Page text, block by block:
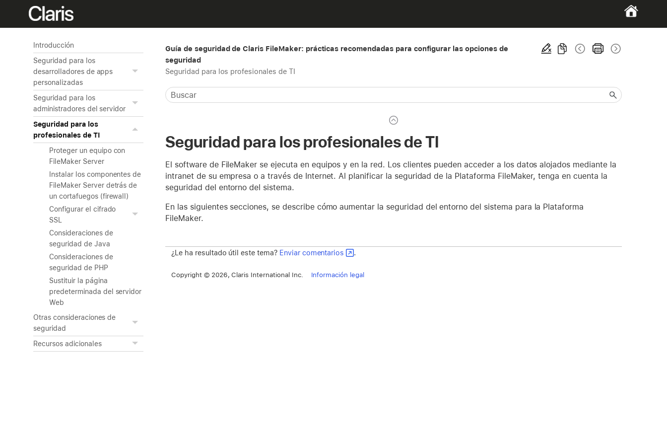
Introducción
Seguridad para los
desarrolladores de apps
personalizadas
Seguridad para los
administradores del servidor
Seguridad para los
profesionales de TI
Proteger un equipo con
FileMaker Server
Instalar los componentes de
FileMaker Server detrás de
un cortafuegos (firewall)
Configurar el cifrado
SSL
Consideraciones de
seguridad de Java
Consideraciones de
seguridad de PHP
Sustituir la página
predeterminada del servidor
Web
Otras consideraciones de
seguridad
Recursos adicionales
Guía de seguridad de Claris FileMaker: prácticas recomendadas para configurar las opciones de
seguridad
Seguridad para los profesionales de TI
Seguridad para los profesionales de TI
El software de FileMaker se ejecuta en equipos y en la red. Los clientes pueden acceder a los datos alojados mediante la
intranet de su empresa o a través de Internet. Al planificar la seguridad de la Plataforma FileMaker, tenga en cuenta la
seguridad del entorno del sistema.
En las siguientes secciones, se describe cómo aumentar la seguridad del entorno del sistema para la Plataforma
FileMaker.
¿Le ha resultado útil este tema? Enviar comentarios .
Copyright © 2026, Claris International Inc. Información legal